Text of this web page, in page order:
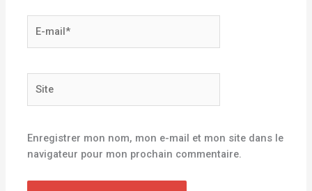
mail*
Enregistrer mon nom, mon e-mail et mon site dans le
navigateur pour mon prochain commentaire.